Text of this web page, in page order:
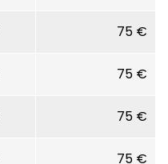
75 €
75 €
75 €
75 €